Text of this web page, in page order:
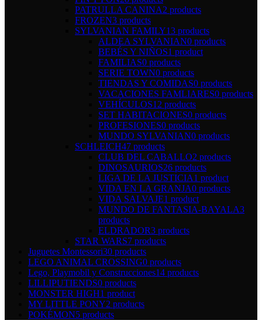
PATRULLA CANINA2 products
FROZEN3 products
SYLVANIAN FAMILY13 products
ALDEA SYLVANIAN0 products
BEBÉS Y NIÑOS1 product
FAMILIAS0 products
SERIE TOWN0 products
TIENDAS Y COMIDAS0 products
VACACIONES FAMLIARES0 products
VEHÍCULOS12 products
SET HABITACIONES0 products
PROFESIONES0 products
MUNDO SYLVANIAN0 products
SCHLEICH47 products
CLUB DEL CABALLO2 products
DINOSAURIOS26 products
LIGA DE LA JUSTICIA1 product
VIDA EN LA GRANJA0 products
VIDA SALVAJE1 product
MUNDO DE FANTASIA-BAYALA3
products
ELDRADOR3 products
STAR WARS7 products
Juguetes Montessori30 products
LEGO ANIMAL CROSSING0 products
Lego, Playmobil y Construcciones14 products
LILLIPUTIENDS0 products
MONSTER HIGH1 product
MY LITTLE PONY2 products
POKÉMON5 products